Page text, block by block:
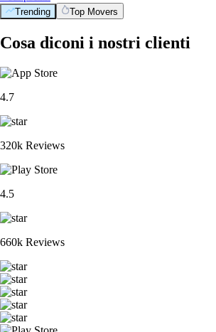
Trending Top Movers
Cosa diconi i nostri clienti
4.7
320k Reviews
4.5
660k Reviews